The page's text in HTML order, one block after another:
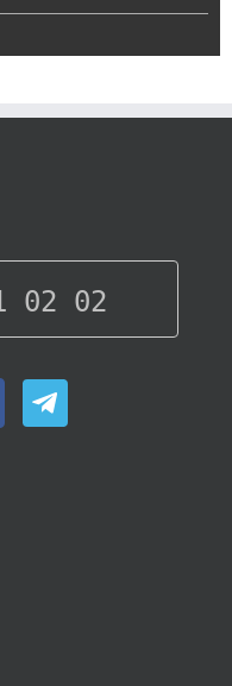
02 02